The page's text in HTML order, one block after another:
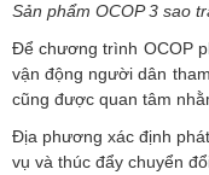
Sản phẩm OCOP 3 sao
Để chương trình OCOP
vận động người dân
cũng được quan tâm
Địa phương xác định
vụ và thúc đẩy chuyển